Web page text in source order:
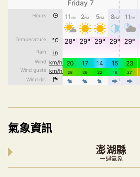
氣象資訊
澎湖縣
一週氣象